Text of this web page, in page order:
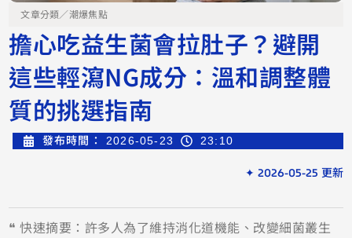
文章分類／潮爆焦點
擔心吃益生菌會拉肚子？避開
這些輕瀉NG成分：溫和調整體
質的挑選指南
發布時間： 2026-05-23 23:10
✦ 2026-05-25 更新
❝ 快速摘要：許多人為了維持消化道機能、改變細菌叢生